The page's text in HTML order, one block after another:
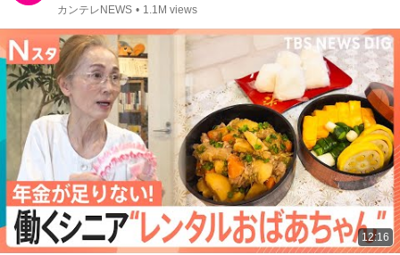
カンテレNEWS • 1.1M views
12:16